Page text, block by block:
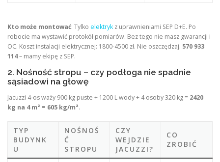
Kto może montować: Tylko elektryk z uprawnieniami SEP D+E. Po
robocie ma wystawić protokół pomiarów. Bez tego nie masz gwarancji i
OC. Koszt instalacji elektrycznej: 1800-4500 zł. Nie oszczędzaj. 570 933
114– mamy ekipę z SEP.
2. Nośność stropu – czy podłoga nie spadnie
sąsiadowi na głowę
Jacuzzi 4-os waży 900 kg puste + 1200 L wody + 4 osoby 320 kg = 2420
kg na 4 m² = 605 kg/m².
TYP
BUDYNK
U
NOŚNOŚ
Ć
STROPU
CZY
WEJDZIE
JACUZZI?
CO
ZROBIĆ